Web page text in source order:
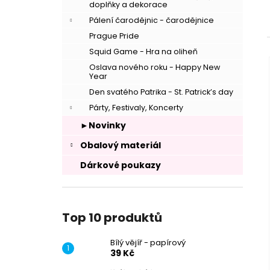
doplňky a dekorace
Pálení čarodějnic - čarodějnice
Prague Pride
Squid Game - Hra na oliheň
Oslava nového roku - Happy New
Year
Den svatého Patrika - St. Patrick’s day
Párty, Festivaly, Koncerty
►Novinky
Obalový materiál
Dárkové poukazy
Top 10 produktů
Bílý vějíř - papírový
39 Kč